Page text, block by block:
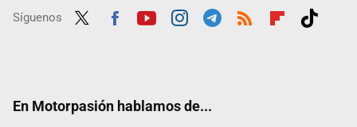
Síguenos
En Motorpasión hablamos de...